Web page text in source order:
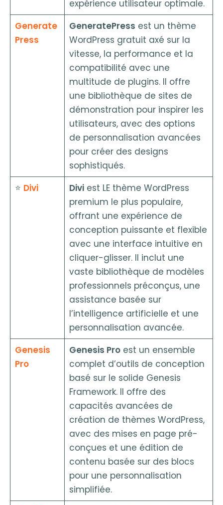
expérience utilisateur optimale.
Generate
Press
GeneratePress est un thème
WordPress gratuit axé sur la
vitesse, la performance et la
compatibilité avec une
multitude de plugins. Il offre
une bibliothèque de sites de
démonstration pour inspirer les
utilisateurs, avec des options
de personnalisation avancées
pour créer des designs
sophistiqués.
⭐️ Divi Diviest LE thème WordPress
premium le plus populaire,
offrant une expérience de
conception puissante et flexible
avec une interface intuitive en
cliquer-glisser. Il inclut une
vaste bibliothèque de modèles
professionnels préconçus, une
assistance basée sur
l’intelligence artificielle et une
personnalisation avancée.
Genesis
Pro
Genesis Proest un ensemble
complet d’outils de conception
basé sur le solide Genesis
Framework. Il offre des
capacités avancées de
création de thèmes WordPress,
avec des mises en page pré-
conçues et une édition de
contenu basée sur des blocs
pour une personnalisation
simplifiée.